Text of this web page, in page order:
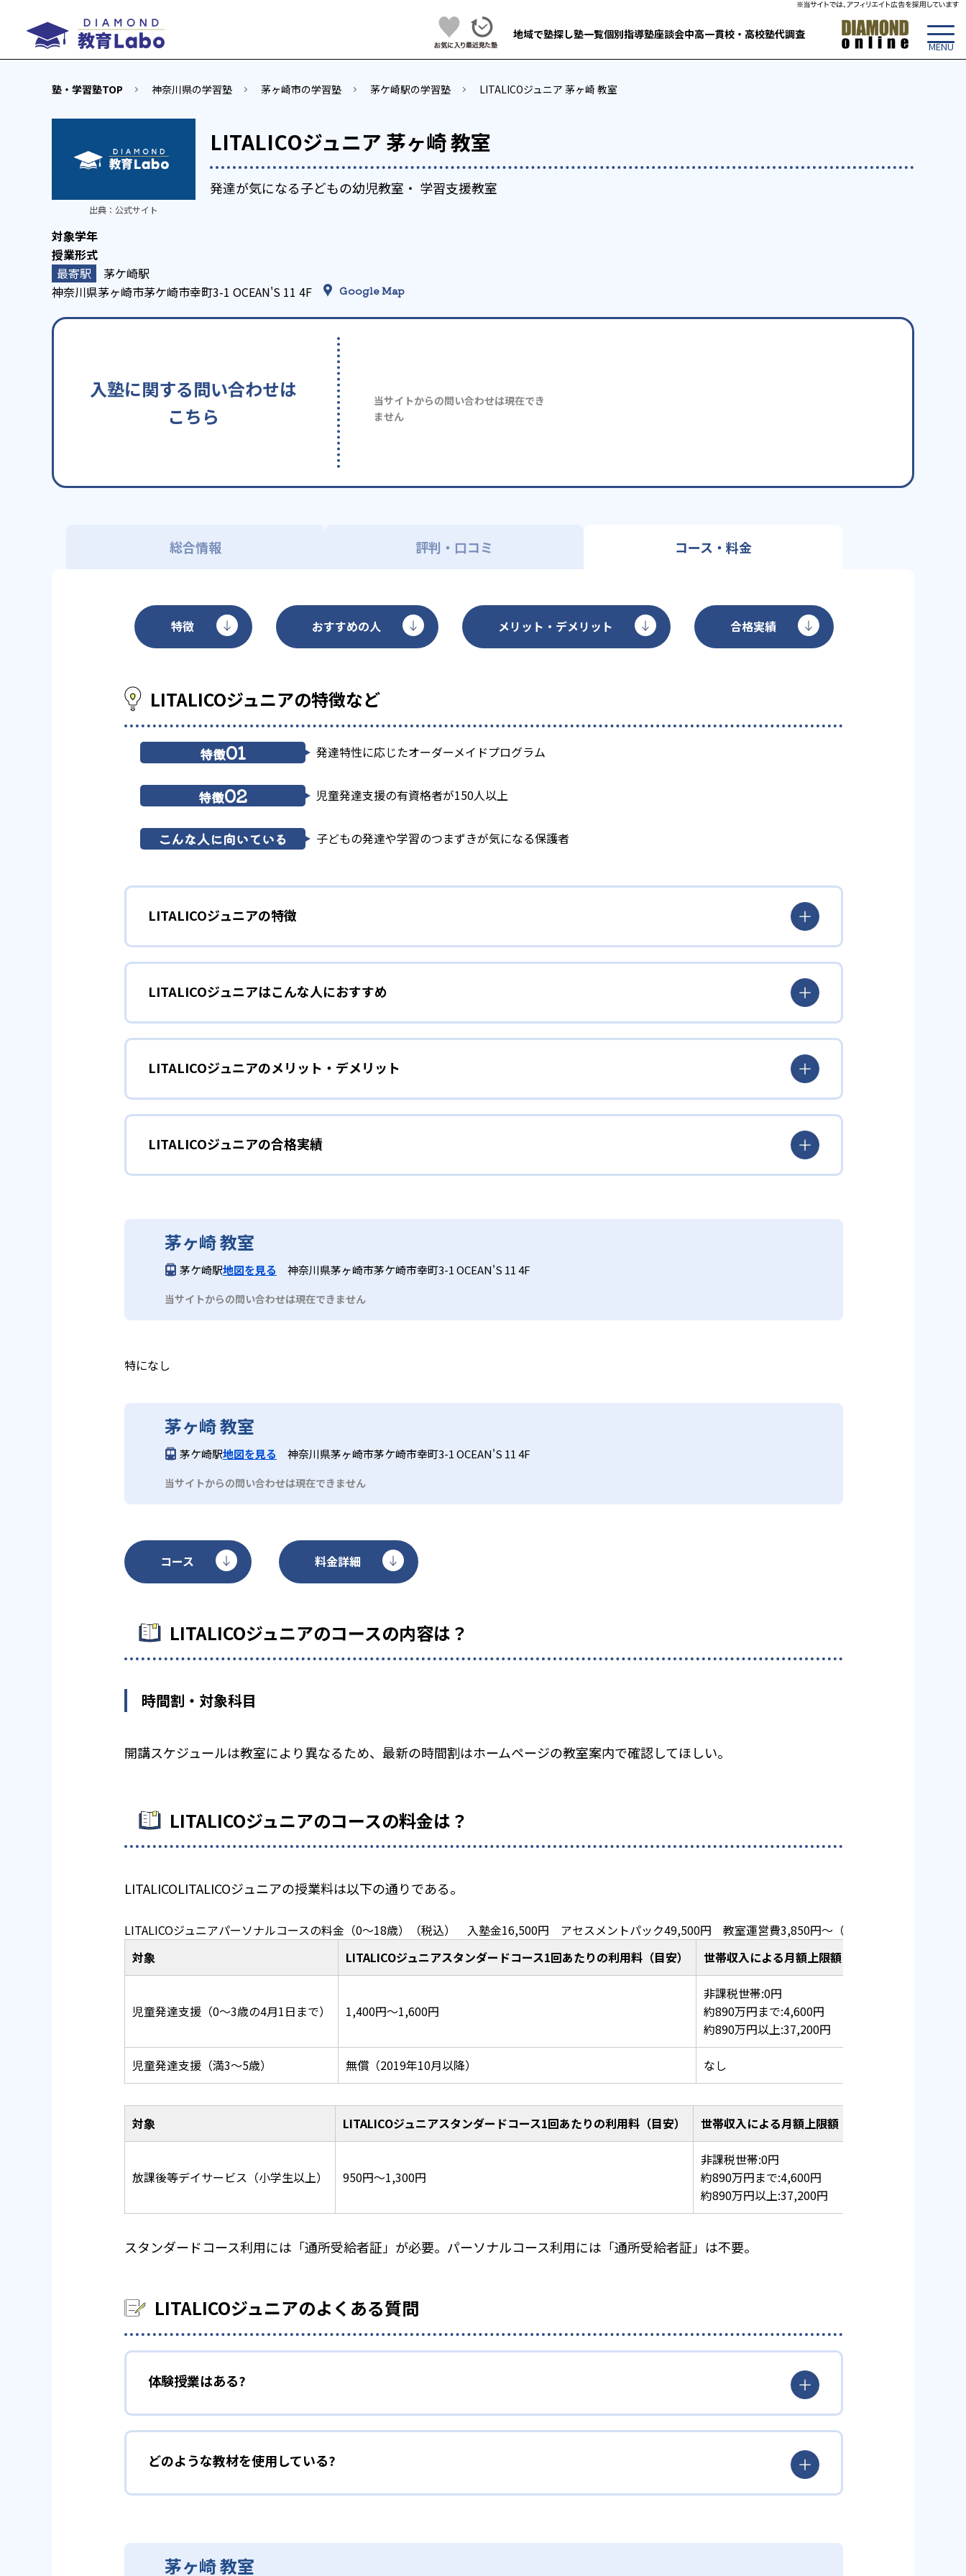
地域で塾探し塾一覧個別指導塾座談会中高一貫校・高校塾代調査
塾・学習塾TOP 神奈川県の学習塾 茅ヶ崎市の学習塾 茅ケ崎駅の学習塾 LITALICOジュニア 茅ヶ崎 教室
LITALICOジュニア 茅ヶ崎 教室
発達が気になる子どもの幼児教室・ 学習支援教室
出典： 公式サイト
茅ケ崎駅
神奈川県茅ヶ崎市茅ケ崎市幸町3-1 OCEAN'S 11 4F
Google Map
入塾に関する問い合わせは
こちら
当サイトからの問い合わせは現在でき
ません
総合情報 評判・口コミ コース・料金
特徴 おすすめの人 メリット・デメリット 合格実績
LITALICOジュニアの特徴など
特徴01 発達特性に応じたオーダーメイドプログラム
特徴02 児童発達支援の有資格者が150人以上
こんな人に向いている 子どもの発達や学習のつまずきが気になる保護者
LITALICOジュニアの特徴
1 個別最適化教育
LITALICOジュニアでは、専門スタッフが発達特性や行動の特徴を分析するアセスメントを実施し、一人ひとりのニーズに合わせた
オーダーメイドの学習プログラムを提供する。国語・算数などの教科学習だけでなく、ソーシャルスキルや生活面でのサポートも
組み込み、得意を伸ばしながら苦手を補う包括的な指導をする。
2 専門性の高い教育プログラム
発達障害・学習障害の支援経験豊富な講師陣が、心理学や応用行動分析学に基づくエビデンス重視の指導メソッドを導入。環境調
整や教材選定においても視覚・聴覚・体感など多様な学び方を取り入れ、オリジナル教材を活用しながら、最適な学習体験を実現
定期的な面談や振り返りを通じて、ご家庭での学び方やほめ方までプランニング。保護者向けのペアレントトレーニングプログラ
ムも用意し、家庭・学校・教室が連携する体制で子どもを多角的に支援する仕組みを構築している。
LITALICOジュニアはこんな人におすすめ
五感を使用する遊びなどを通して、子どもの能力を高めていく。子どもが自発的に、楽しみながらコミュニケーション能力を伸ば
集団での遊びやルール学習を通じて、ソーシャルスキルアップを図る時期。児童発達支援のサービスでは、個別支援と集団支援の
授業を組み合わせて、対人関係の基本スキルや自己表現力を育む。
小学生・中高生 短期間で成長を実感したい人向け
ーメイドの支援により、短期間での成長を目指す。専門的なアセスメントにより、それぞれの子どもに適した学習計画を立てる。
保護者をサポートするサービスも提供している。
LITALICOジュニアのメリット・デメリット
一人ひとりの発達特性に合わせたオーダーメイド指導で、教科学習とソーシャルスキルアップを同時にサポートできる。 発達支援
の専門スタッフが在籍し、心理検査やアセスメントを活用して学習プランを科学的に設計するため、的確なアプローチが期待でき
る。 また、保護者向けの面談やトレーニングで家庭と教室の連携を強化し、学びの効果を継続的に高める体制が整っている。
どんなデメリットがある?
教室運営費や授業料は教室ごとに異なり、地域によって費用負担が大きく変動する場合がある。 また、教室によって開講日時や定
員が異なるため、希望する時間帯に予約が取りにくい場合がある。
LITALICOジュニアの合格実績
LITALICOジュニアは合格実績を公式サイトで公開していない。
茅ヶ崎 教室
茅ケ崎駅地図を見る 神奈川県茅ヶ崎市茅ケ崎市幸町3-1 OCEAN'S 11 4F
当サイトからの問い合わせは現在できません
特になし
茅ヶ崎 教室
茅ケ崎駅地図を見る 神奈川県茅ヶ崎市茅ケ崎市幸町3-1 OCEAN'S 11 4F
当サイトからの問い合わせは現在できません
コース 料金詳細
LITALICOジュニアのコースの内容は？
時間割・対象科目
開講スケジュールは教室により異なるため、最新の時間割はホームページの教室案内で確認してほしい。
LITALICOジュニアのコースの料金は？
LITALICOLITALICOジュニアの授業料は以下の通りである。
LITALICOジュニアパーソナルコースの料金（0～18歳）（税込） 入塾金16,500円 アセスメントパック49,500円 教室運営費3,850円～（月額） 授業料22,000
対象
LITALICOジュニアスタンダードコース1回あたりの利用料（目安） 世帯収入による月額上限額
児童発達支援（0～3歳の4月1日まで） 1,400円～1,600円
非課税世帯:0円
約890万円まで:4,600円
約890万円以上:37,200円
児童発達支援（満3～5歳） 無償（2019年10月以降） なし
対象 LITALICOジュニアスタンダードコース1回あたりの利用料（目安） 世帯収入による月額上限額
放課後等デイサービス（小学生以上） 950円～1,300円
非課税世帯:0円
約890万円まで:4,600円
約890万円以上:37,200円
スタンダードコース利用には「通所受給者証」が必要。パーソナルコース利用には「通所受給者証」は不要。
LITALICOジュニアのよくある質問
体験授業はある?
どのような教材を使用している?
茅ヶ崎 教室